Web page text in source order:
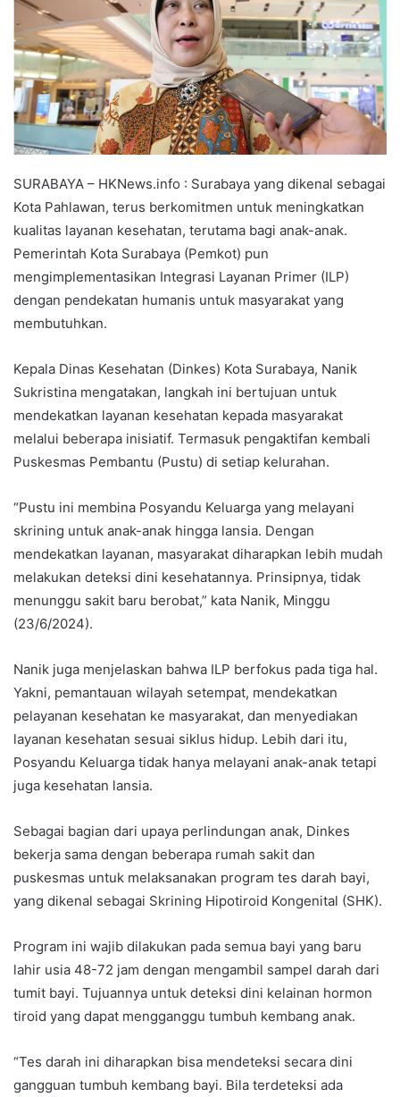
SURABAYA – HKNews.info : Surabaya yang dikenal sebagai
Kota Pahlawan, terus berkomitmen untuk meningkatkan
kualitas layanan kesehatan, terutama bagi anak-anak.
Pemerintah Kota Surabaya (Pemkot) pun
mengimplementasikan Integrasi Layanan Primer (ILP)
dengan pendekatan humanis untuk masyarakat yang
membutuhkan.
Kepala Dinas Kesehatan (Dinkes) Kota Surabaya, Nanik
Sukristina mengatakan, langkah ini bertujuan untuk
mendekatkan layanan kesehatan kepada masyarakat
melalui beberapa inisiatif. Termasuk pengaktifan kembali
Puskesmas Pembantu (Pustu) di setiap kelurahan.
“Pustu ini membina Posyandu Keluarga yang melayani
skrining untuk anak-anak hingga lansia. Dengan
mendekatkan layanan, masyarakat diharapkan lebih mudah
melakukan deteksi dini kesehatannya. Prinsipnya, tidak
menunggu sakit baru berobat,” kata Nanik, Minggu
(23/6/2024).
Nanik juga menjelaskan bahwa ILP berfokus pada tiga hal.
Yakni, pemantauan wilayah setempat, mendekatkan
pelayanan kesehatan ke masyarakat, dan menyediakan
layanan kesehatan sesuai siklus hidup. Lebih dari itu,
Posyandu Keluarga tidak hanya melayani anak-anak tetapi
juga kesehatan lansia.
Sebagai bagian dari upaya perlindungan anak, Dinkes
bekerja sama dengan beberapa rumah sakit dan
puskesmas untuk melaksanakan program tes darah bayi,
yang dikenal sebagai Skrining Hipotiroid Kongenital (SHK).
Program ini wajib dilakukan pada semua bayi yang baru
lahir usia 48-72 jam dengan mengambil sampel darah dari
tumit bayi. Tujuannya untuk deteksi dini kelainan hormon
tiroid yang dapat mengganggu tumbuh kembang anak.
“Tes darah ini diharapkan bisa mendeteksi secara dini
gangguan tumbuh kembang bayi. Bila terdeteksi ada